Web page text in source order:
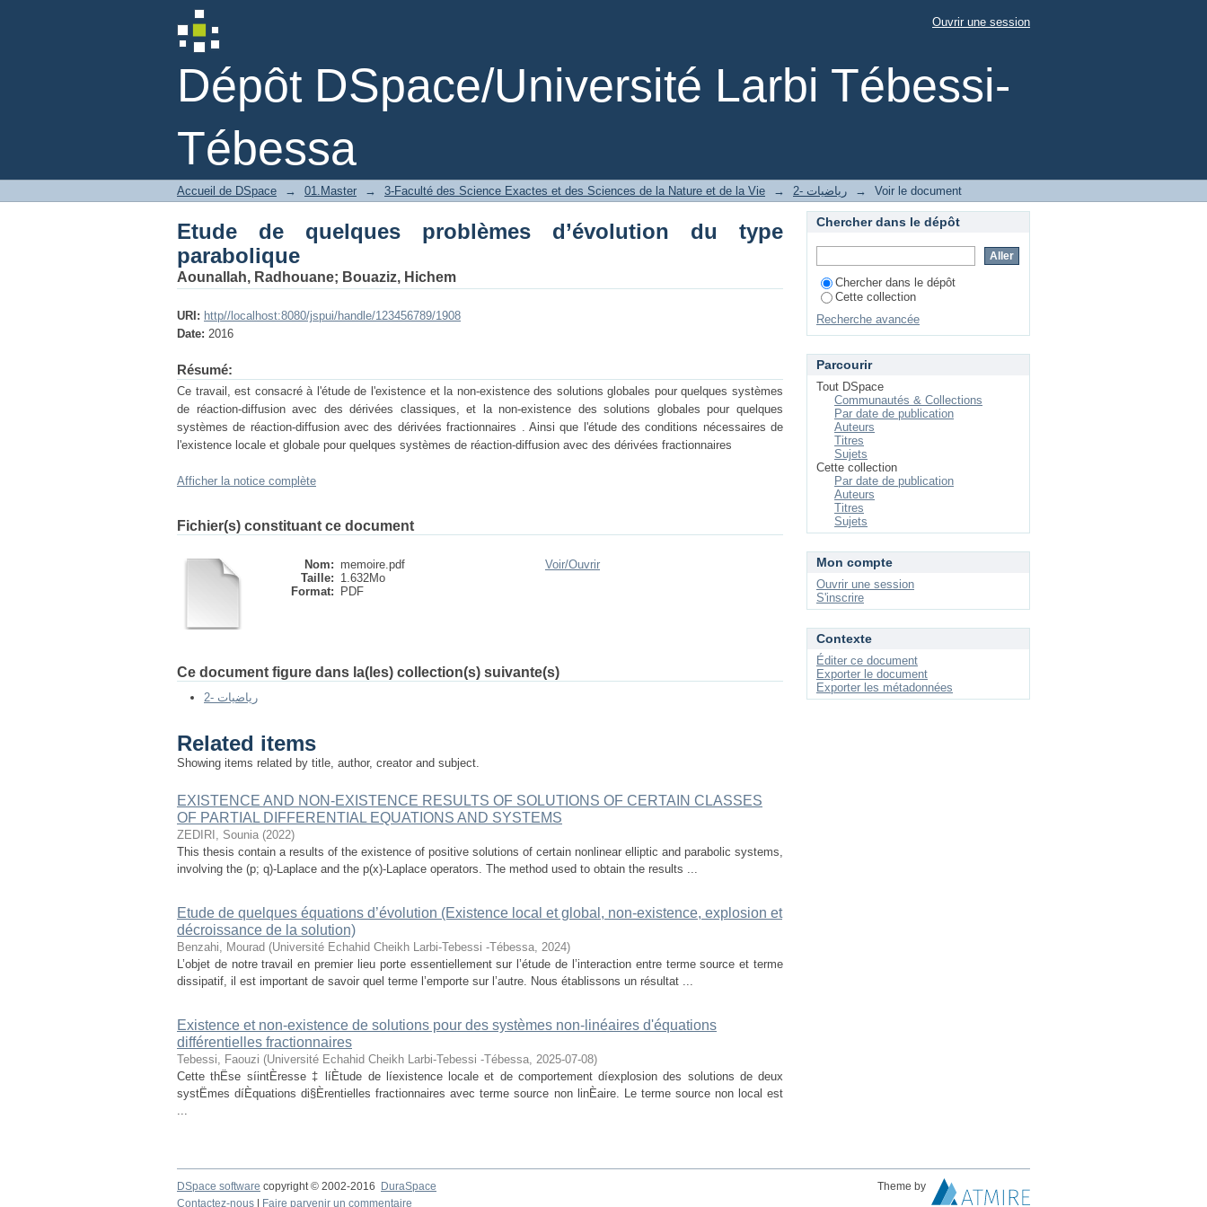
Dépôt DSpace/Université Larbi Tébessi-
Tébessa
Etude de quelques problèmes d’évolution du type parabolique Ouvrir une session
Accueil de DSpace → 01.Master → 3-Faculté des Science Exactes et des Sciences de la Nature et de la Vie → 2- رياضيات → Voir le document
Etude de quelques problèmes d’évolution du type
parabolique
Aounallah, Radhouane; Bouaziz, Hichem
URI: http//localhost:8080/jspui/handle/123456789/1908
Date: 2016
Résumé:
Ce travail, est consacré à l'étude de l'existence et la non-existence des solutions globales pour quelques systèmes
de réaction-diffusion avec des dérivées classiques, et la non-existence des solutions globales pour quelques
systèmes de réaction-diffusion avec des dérivées fractionnaires . Ainsi que l'étude des conditions nécessaires de
l'existence locale et globale pour quelques systèmes de réaction-diffusion avec des dérivées fractionnaires
Afficher la notice complète
Fichier(s) constituant ce document
Nom: memoire.pdf
Taille: 1.632Mo
Format:
PDF
Voir/Ouvrir
Ce document figure dans la(les) collection(s) suivante(s)
2- رياضيات
Related items
Showing items related by title, author, creator and subject.
EXISTENCE AND NON-EXISTENCE RESULTS OF SOLUTIONS OF CERTAIN CLASSES
OF PARTIAL DIFFERENTIAL EQUATIONS AND SYSTEMS
ZEDIRI, Sounia (2022)
This thesis contain a results of the existence of positive solutions of certain nonlinear elliptic and parabolic systems,
involving the (p; q)-Laplace and the p(x)-Laplace operators. The method used to obtain the results ...
Etude de quelques équations d’évolution (Existence local et global, non-existence, explosion et
décroissance de la solution)
Benzahi, Mourad (Université Echahid Cheikh Larbi-Tebessi -Tébessa, 2024)
L’objet de notre travail en premier lieu porte essentiellement sur l’étude de l’interaction entre terme source et terme
dissipatif, il est important de savoir quel terme l’emporte sur l’autre. Nous établissons un résultat ...
Existence et non-existence de solutions pour des systèmes non-linéaires d'équations
différentielles fractionnaires
Tebessi, Faouzi (Université Echahid Cheikh Larbi-Tebessi -Tébessa, 2025-07-08)
Cette thËse síintÈresse ‡ líÈtude de líexistence locale et de comportement díexplosion des solutions de deux
systËmes díÈquations di§Èrentielles fractionnaires avec terme source non linÈaire. Le terme source non local est
...
Chercher dans le dépôt
Chercher dans le dépôt
Cette collection
Recherche avancée
Parcourir
Tout DSpace
Communautés & Collections
Par date de publication
Auteurs
Titres
Sujets
Cette collection
Par date de publication
Auteurs
Titres
Sujets
Mon compte
Ouvrir une session
S'inscrire
Contexte
Éditer ce document
Exporter le document
Exporter les métadonnées
DSpace software copyright © 2002-2016 DuraSpace
Theme by
Contactez-nous
Faire parvenir un commentaire